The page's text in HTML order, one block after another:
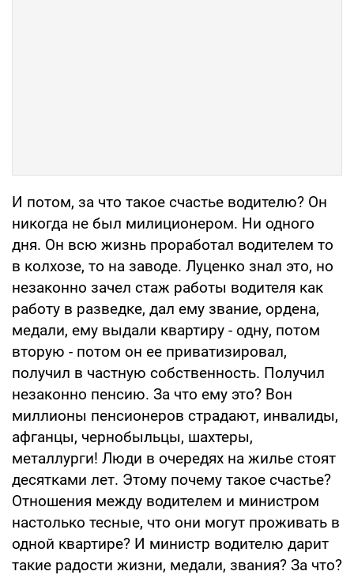
И потом, за что такое счастье водителю? Он
никогда не был милиционером. Ни одного
дня. Он всю жизнь проработал водителем то
в колхозе, то на заводе. Луценко знал это, но
незаконно зачел стаж работы водителя как
работу в разведке, дал ему звание, ордена,
медали, ему выдали квартиру - одну, потом
вторую - потом он ее приватизировал,
получил в частную собственность. Получил
незаконно пенсию. За что ему это? Вон
миллионы пенсионеров страдают, инвалиды,
афганцы, чернобыльцы, шахтеры,
металлурги! Люди в очередях на жилье стоят
десятками лет. Этому почему такое счастье?
Отношения между водителем и министром
настолько тесные, что они могут проживать в
одной квартире? И министр водителю дарит
такие радости жизни, медали, звания? За что?